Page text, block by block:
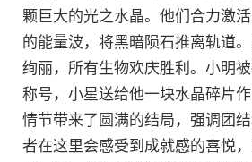
颗巨大的光之水晶。他们合力激
的能量波，将黑暗陨石推离轨道
绚丽，所有生物欢庆胜利。小明
称号，小星送给他一块水晶碎片
情节带来了圆满的结局，强调团
者在这里会感受到成就感的喜悦